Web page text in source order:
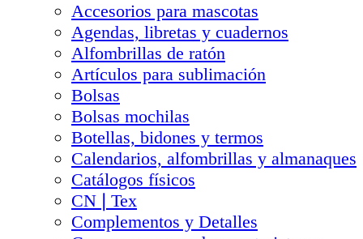
Accesorios para mascotas
Agendas, libretas y cuadernos
Alfombrillas de ratón
Artículos para sublimación
Bolsas
Bolsas mochilas
Botellas, bidones y termos
Calendarios, alfombrillas y almanaques
Catálogos físicos
CN❘Tex
Complementos y Detalles